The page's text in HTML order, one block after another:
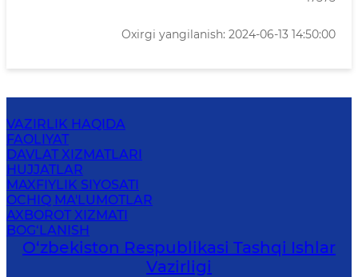
Oxirgi yangilanish: 2024-06-13 14:50:00
VAZIRLIK HAQIDA
FAOLIYAT
DAVLAT XIZMATLARI
HUJJATLAR
MAXFIYLIK SIYOSATI
OCHIQ MA'LUMOTLAR
AXBOROT XIZMATI
BOG‘LANISH
O‘zbеkistоn Rеspublikаsi Tashqi Ishlаr
Vаzirligi